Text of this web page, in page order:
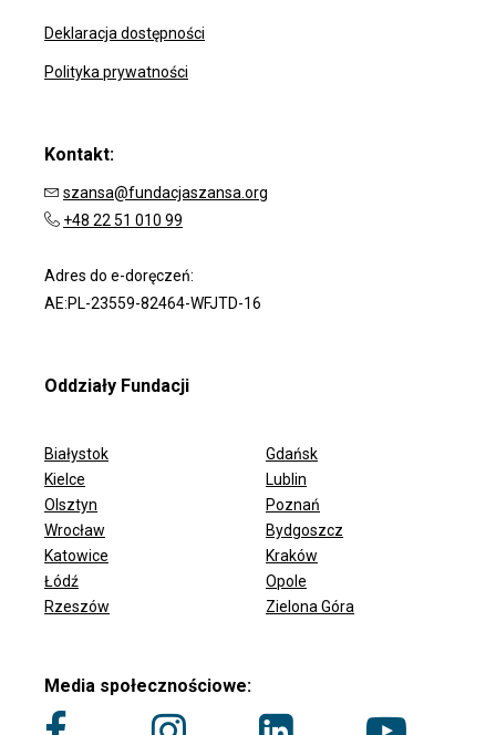
Deklaracja dostępności
Polityka prywatności
Kontakt:
szansa@fundacjaszansa.org
+48 22 51 010 99
Adres do e-doręczeń:
AE:PL-23559-82464-WFJTD-16
Oddziały Fundacji
ODDZIAŁY FUNDACJI
Białystok
Gdańsk
Kielce
Lublin
Olsztyn
Poznań
Wrocław
Bydgoszcz
Katowice
Kraków
Łódź
Opole
Rzeszów
Zielona Góra
Media społecznościowe: